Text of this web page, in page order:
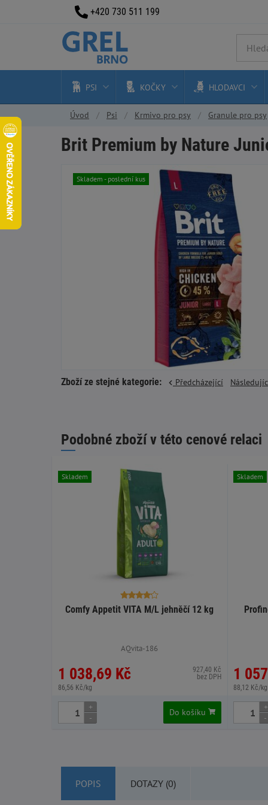
PSI KOČKY HLODAVCI
Úvod Psi Krmivo pro psy Granule pro psy
Brit Premium by Nature
Skladem - poslední kus
Zboží ze stejné kategorie: Předcházející
Podobné zboží v této cenové relaci
Comfy Appetit VITA M/L jehněčí 12 kg
AQvita-186
1 038,69 Kč
86,56 Kč/kg
927,40 Kč
bez DPH
Skladem
+
-
Do košíku
1
88,12 Kč/kg
Skladem
+
-
POPIS DOTAZY (0)
+420 730 511 199